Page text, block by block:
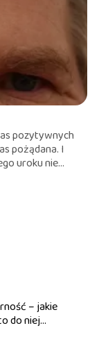
pozytywnych
pożądana. I
uroku nie...
– jakie
do niej